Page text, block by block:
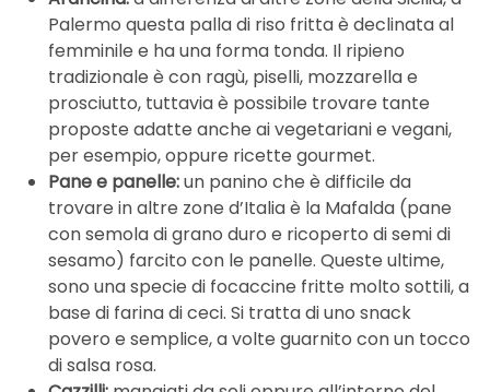
Palermo questa palla di riso fritta è declinata al
femminile e ha una forma tonda. Il ripieno
tradizionale è con ragù, piselli, mozzarella e
prosciutto, tuttavia è possibile trovare tante
proposte adatte anche ai vegetariani e vegani,
per esempio, oppure ricette gourmet.
Pane e panelle:un panino che è difficile da
trovare in altre zone d’Italia è la Mafalda (pane
con semola di grano duro e ricoperto di semi di
sesamo) farcito con le panelle. Queste ultime,
sono una specie di focaccine fritte molto sottili, a
base di farina di ceci. Si tratta di uno snack
povero e semplice, a volte guarnito con un tocco
di salsa rosa.